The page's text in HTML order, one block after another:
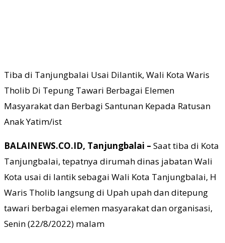
Tiba di Tanjungbalai Usai Dilantik, Wali Kota Waris
Tholib Di Tepung Tawari Berbagai Elemen
Masyarakat dan Berbagi Santunan Kepada Ratusan
Anak Yatim/ist
BALAINEWS.CO.ID, Tanjungbalai – Saat tiba di Kota
Tanjungbalai, tepatnya dirumah dinas jabatan Wali
Kota usai di lantik sebagai Wali Kota Tanjungbalai, H
Waris Tholib langsung di Upah upah dan ditepung
tawari berbagai elemen masyarakat dan organisasi,
Senin (22/8/2022) malam